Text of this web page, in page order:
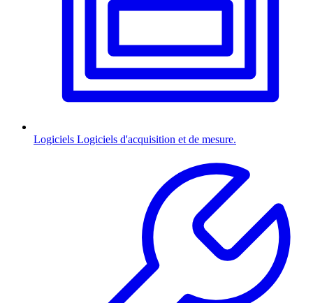
Logiciels Logiciels d'acquisition et de mesure.